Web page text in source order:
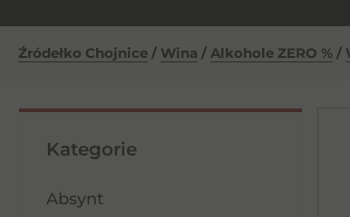
Źródełko Chojnice / Wina / Alkohole ZERO % /
Kategorie
Absynt